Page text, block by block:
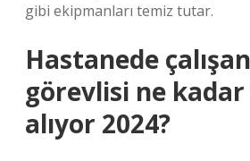
gibi ekipmanları temiz tutar.
Hastanede
görevlisi ne
alıyor 2024?